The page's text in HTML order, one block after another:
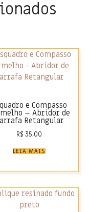
e Compasso
– Abridor de
Retangular
R$ 35,00
LEIA MAIS